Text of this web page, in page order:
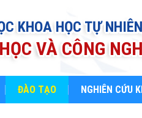
KHOA HỌC TỰ
VÀ CÔNG
ĐÀO TẠO NGHIÊN CỨU